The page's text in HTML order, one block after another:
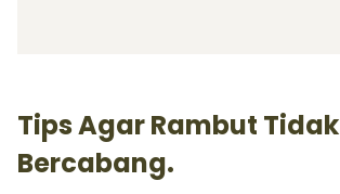
Tips Agar Rambut Tidak
Bercabang.